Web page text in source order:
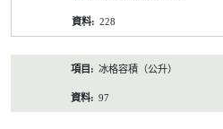
228
冰格容積（公升）
97